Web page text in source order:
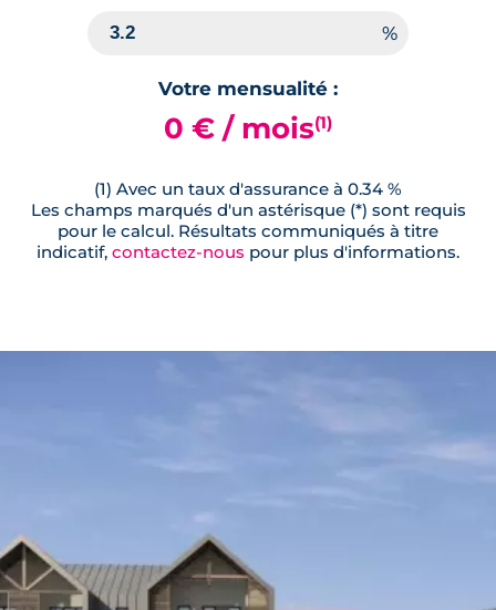
199 000 €
Balcon
Sud
🗞 📞
Orientation
Votre mensualité :
0 € / mois(1)
(1) Avec un taux d'assurance à 0.34 %
Les champs marqués d'un astérisque (*) sont requis
pour le calcul. Résultats communiqués à titre
indicatif, contactez-nous pour plus d'informations.